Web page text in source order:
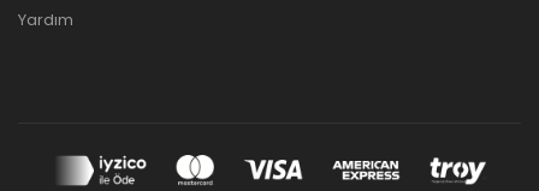
Yardım